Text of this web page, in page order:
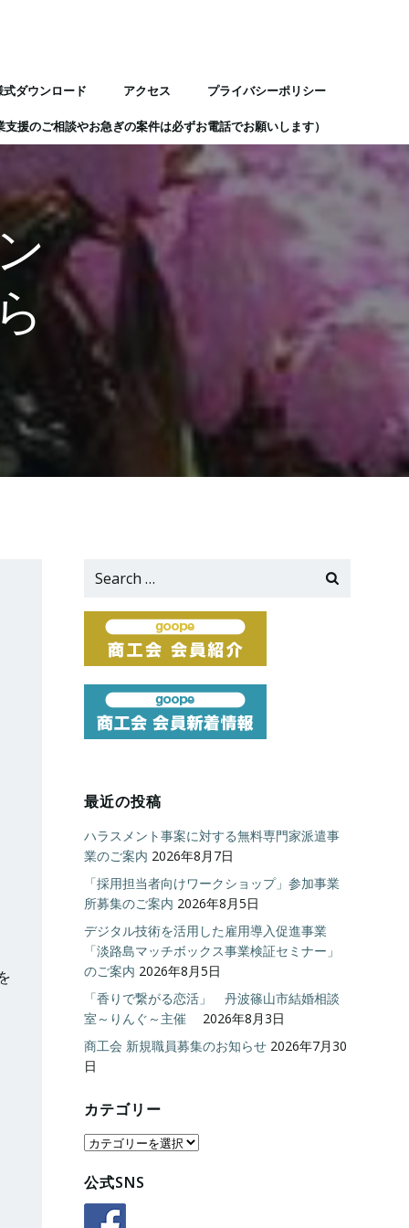
式ダウンロード アクセス プライバシーポリシー
援のご相談やお急ぎの案件は必ずお電話でお願いします）
Search
最近の投稿
ハラスメント事案に対する無料専門家派遣事
業のご案内 2026年8月7日
「採用担当者向けワークショップ」参加事業
所募集のご案内 2026年8月5日
デジタル技術を活用した雇用導入促進事業
「淡路島マッチボックス事業検証セミナー」
のご案内 2026年8月5日
「香りで繋がる恋活」 丹波篠山市結婚相談
室～りんぐ～主催
2026年8月3日
商工会 新規職員募集のお知らせ 2026年7月30
日
カテゴリー
カ
ゴ
リ
公式SNS